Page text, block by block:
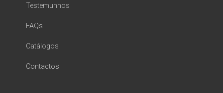
Testemunhos
FAQs
Catálogos
Contactos